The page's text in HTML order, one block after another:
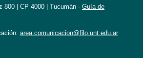
800 | CP 4000 | Tucumán - Guía de
area.comunicacion@filo.unt.edu.ar